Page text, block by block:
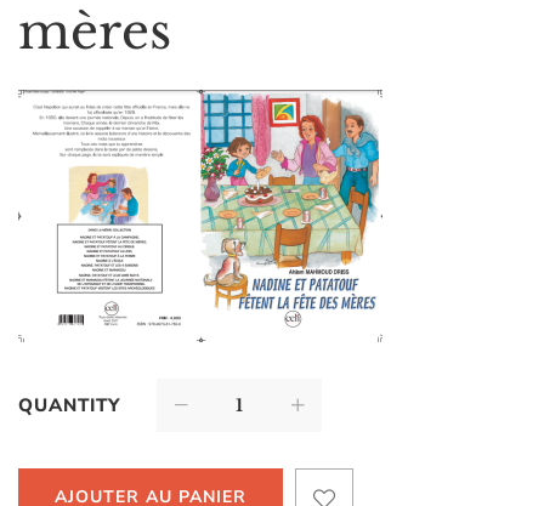
mères
QUANTITY
AJOUTER AU PANIER